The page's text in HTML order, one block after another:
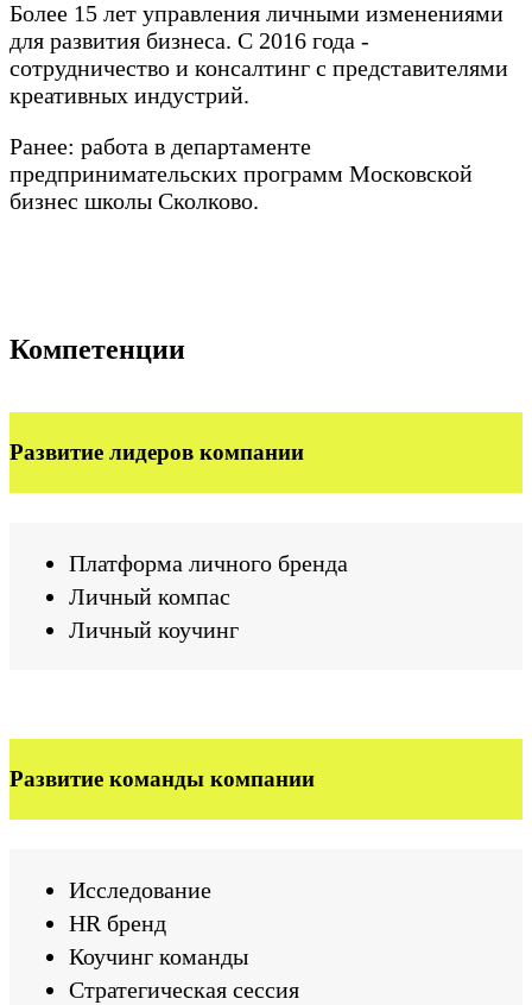
Более 15 лет управления личными изменениями
для развития бизнеса. С 2016 года -
сотрудничество и консалтинг с представителями
креативных индустрий.
Ранее: работа в департаменте
предпринимательских программ Московской
бизнес школы Сколково.
Компетенции
Развитие лидеров компании
Платформа личного бренда
Личный компас
Личный коучинг
Развитие команды компании
Исследование
HR бренд
Коучинг команды
Стратегическая сессия